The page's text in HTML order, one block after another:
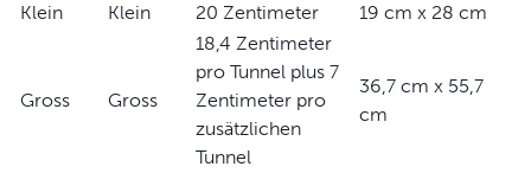
Klein Klein 20 Zentimeter 19 cm x 28 cm
Gross Gross
18,4 Zentimeter
pro Tunnel plus 7
Zentimeter pro
zusätzlichen
Tunnel
36,7 cm x 55,7
cm